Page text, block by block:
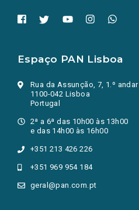
Espaço PAN Lisboa
Rua da Assunção, 7, 1.º andar
1100-042 Lisboa
Portugal
2ª a 6ª das 10h00 às 13h00
e das 14h00 às 16h00
+351 213 426 226
+351 969 954 184
geral@pan.com.pt